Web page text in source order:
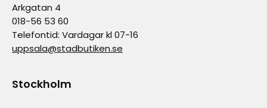
Arkgatan 4
018-56 53 60
Telefontid: Vardagar kl 07-16
uppsala@stadbutiken.se
Stockholm